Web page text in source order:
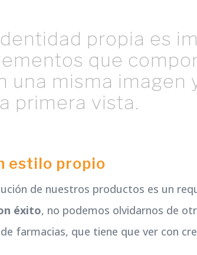
propia es
que
una misma imagen
primera vista.
estilo propio
de nuestros productos es un
éxito, no podemos olvidarnos de
farmacias, que tiene que ver con